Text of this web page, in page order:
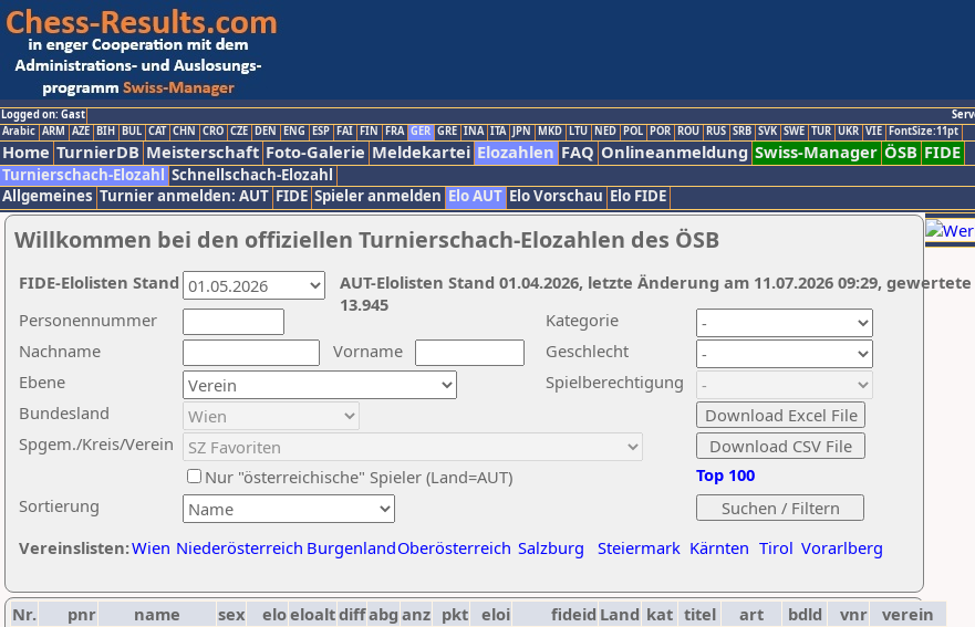
Logged on: Gast
Arabic ARM AZE BIH BUL CAT CHN CRO CZE DEN ENG ESP FAI FIN FRA GER GRE INA ITA JPN MKD LTU NED POL POR ROU RUS SRB SVK SWE TUR UKR VIE FontSize:11pt
Home TurnierDB Meisterschaft Foto-Galerie Meldekartei Elozahlen FAQ Onlineanmeldung Swiss-Manager ÖSB FIDE
Turnierschach-Elozahl Schnellschach-Elozahl
Allgemeines Turnier anmelden: AUT FIDE Spieler anmelden Elo AUT Elo Vorschau Elo FIDE
Willkommen bei den offiziellen Turnierschach-Elozahlen des ÖSB
Nachname
Vorname
Ebene
Kategorie
Sortierung
Personennummer
Bundesland
Spgem./Kreis/Verein
Geschlecht
Nur "österreichische" Spieler (Land=AUT)
Spielberechtigung
Vereinslisten:Wien Niederösterreich BurgenlandOberösterreich Salzburg Steiermark Kärnten Tirol Vorarlberg
Top 100
AUT-Elolisten Stand 01.04.2026, letzte Änderung am 11.07.2026 09:29,
13.945
FIDE-Elolisten Stand
Nr. pnr name sex eloeloaltdiffabg anz pkt eloi fideid Land kat titel art bdld vnr
verein